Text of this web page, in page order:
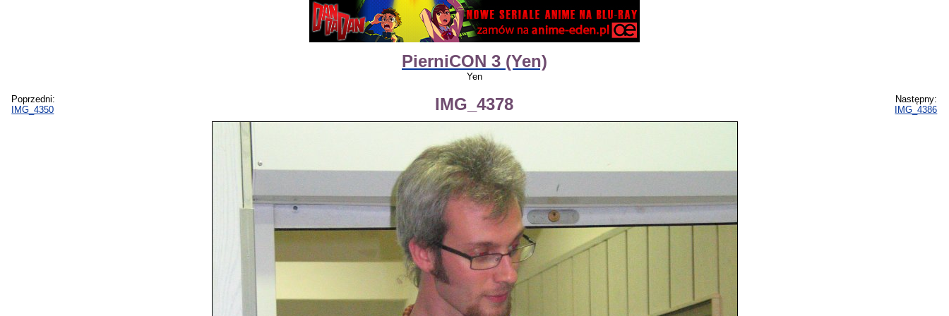
PierniCON 3 (Yen)
Yen
Poprzedni:
IMG_4350
IMG_4378
Następny:
IMG_4386